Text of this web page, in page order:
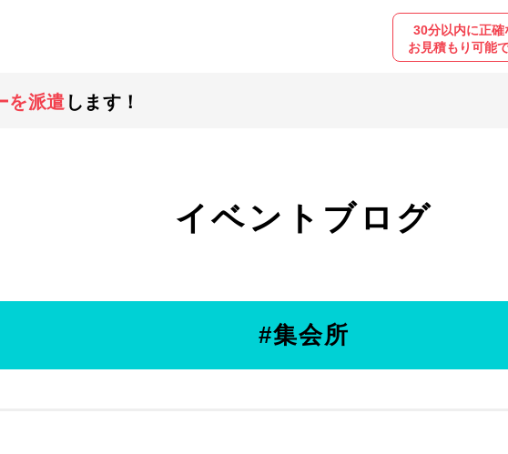
30分以内に正確
お見積もり可能
を派遣 します！
イベントブログ
#集会所